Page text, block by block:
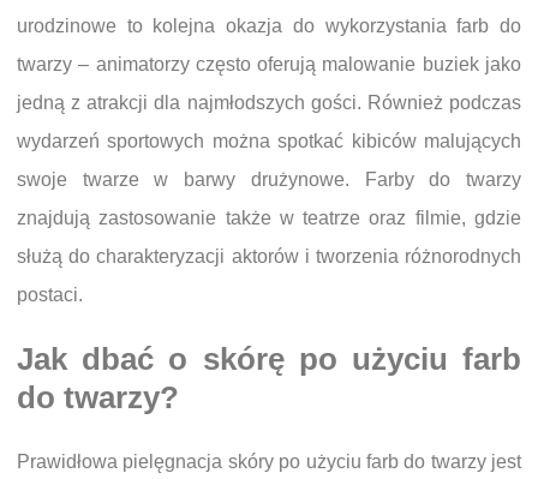
urodzinowe to kolejna okazja do wykorzystania farb do
twarzy – animatorzy często oferują malowanie buziek jako
jedną z atrakcji dla najmłodszych gości. Również podczas
wydarzeń sportowych można spotkać kibiców malujących
swoje twarze w barwy drużynowe. Farby do twarzy
znajdują zastosowanie także w teatrze oraz filmie, gdzie
służą do charakteryzacji aktorów i tworzenia różnorodnych
postaci.
Jak dbać o skórę po użyciu farb
do twarzy?
Prawidłowa pielęgnacja skóry po użyciu farb do twarzy jest